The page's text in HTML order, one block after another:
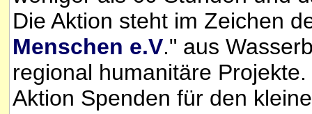
Die Aktion steht im Zeichen
Menschen e.V." aus
regional humanitäre
Aktion Spenden für den